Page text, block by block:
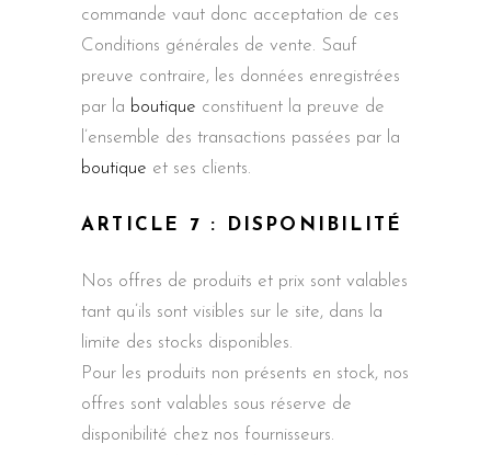
commande vaut donc acceptation de ces
Conditions générales de vente. Sauf
preuve contraire, les données enregistrées
par la boutique constituent la preuve de
l’ensemble des transactions passées par la
boutique et ses clients.
ARTICLE 7 : DISPONIBILITÉ
Nos offres de produits et prix sont valables
tant qu’ils sont visibles sur le site, dans la
limite des stocks disponibles.
Pour les produits non présents en stock, nos
offres sont valables sous réserve de
disponibilité chez nos fournisseurs.